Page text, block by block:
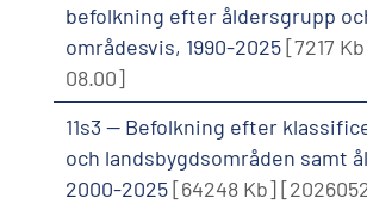
befolkning efter åldersgrupp
områdesvis, 1990-2025[7217
08.00]
11s3 -- Befolkning efter
och landsbygdsområden samt
2000-2025[64248 Kb]